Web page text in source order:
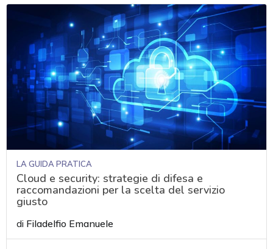
LA GUIDA PRATICA
Cloud e security: strategie di difesa e
raccomandazioni per la scelta del servizio
giusto
di Filadelfio Emanuele